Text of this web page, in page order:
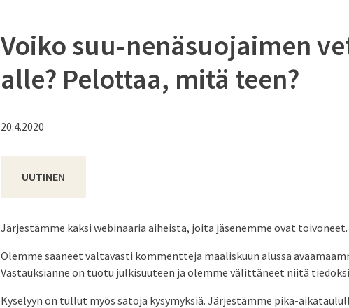
Voiko suu-nenäsuojaimen
alle? Pelottaa, mitä teen?
20.4.2020
UUTINEN
Järjestämme kaksi webinaaria aiheista, joita jäsenemme ovat toivoneet.
Olemme saaneet valtavasti kommentteja maaliskuun alussa
Vastauksianne on tuotu julkisuuteen ja olemme välittäneet niitä
Kyselyyn on tullut myös satoja kysymyksiä. Järjestämme pika-